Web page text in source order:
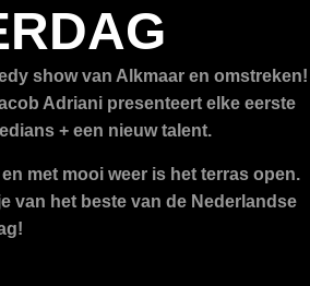
show van Alkmaar en omstreken!
Adriani presenteert elke eerste
+ een nieuw talent.
met mooi weer is het terras open.
van het beste van de Nederlandse